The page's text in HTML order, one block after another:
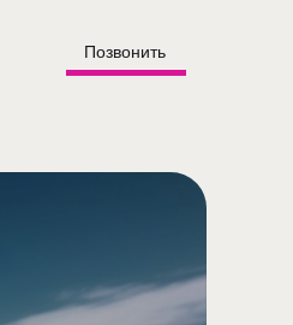
Позвонить